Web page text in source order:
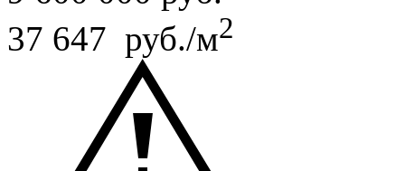
37 647 руб./м2